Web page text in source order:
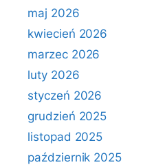
maj 2026
kwiecień 2026
marzec 2026
luty 2026
styczeń 2026
grudzień 2025
listopad 2025
październik 2025